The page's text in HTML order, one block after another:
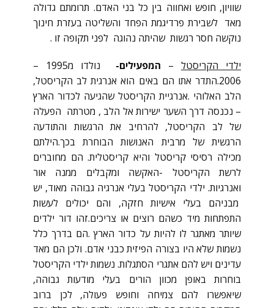
שוויון, חופש ואחווה בין כל בני האדם. תרומתם גדולה
מאד לשבירת פרדיגמת הפחד והשליטה בעזרת חינוך
נוקשה חסר רגשות שהיתה נהוגה לפני תקופה זו .
ילדי הקריסטל – המפעילים-
נולדו מ1995 –
2006.התדר אתו הם באים הוא אנרגית לב הקריסטל,
הלב האלוהי .אנרגיית הקריסטל שהגיעה לכדור הארץ
– נכנסה דרך השער ישירות אל הלב , מטרתה הפעלה
של לב הקריסטל, להרחיב את הרגשות והתודעה
הרגשית של מרבית האנושות הבוחרת בכך.הילתם
מכילה רסיסי קריסטל והיא קריסטלית. הם מחוברים
לרשת הקריסטל -האקשה ומקבלים ממנה אור
ואנרגיות. ילדי הקריסטל בעלי אנרגיה גבוהה מאוד, יש
מבניהם בעלי אישיות חזקה, והם יכולים לעשות
התפתחות מיד כשהם רוצים או צריכים.זהו דור ילדים
שיותר מאתגר לו להיות על כדור הארץ .הם בדרך כלל
נשמות שלא היו בצורה הפיזית כבני אדם. ולכן הם מאד
עדינים ויש להם אתגרי הסתגלות. נשמות ילדי הקריסטל
בוחרות באופן מכוון הורים בעלי מודעות גבוהה,
שיאפשרו להם צמיחה וחופש פעולה, לכן ברוב